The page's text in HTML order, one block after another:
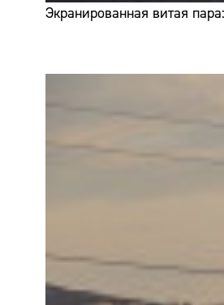
Экранированная витая